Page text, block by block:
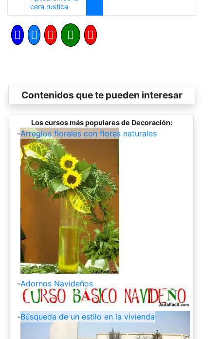
cera rustica
Contenidos que te pueden interesar
Los cursos más populares de Decoración:
-Arreglos florales con flores naturales
-Adornos Navideños
-Búsqueda de un estilo en la vivienda